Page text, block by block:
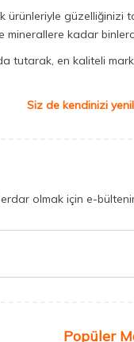
ürünleriyle güzelliğinizi
minerallere kadar
tutarak, en kaliteli
Siz de kendinizi
olmak için e-
Popüler